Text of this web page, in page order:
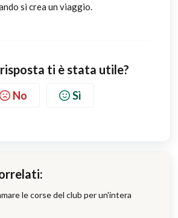
si crea un viaggio.
ti è stata utile?
No Sì
le corse del club per un'intera